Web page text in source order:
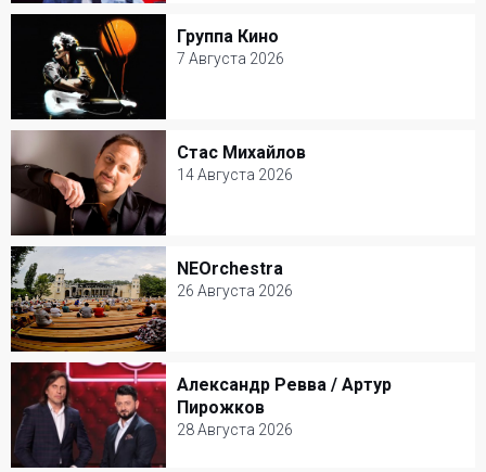
Крокус Сити Холл
Популярная музыка
Группа Кино
7 Августа 2026
Группа Кино
7 Августа 2026
Зеленый театр ВДНХ
Стас Михайлов
14 Августа 2026
Стас Михайлов
14 Августа 2026
Крокус Сити Холл
Популярная музыка
NEOrchestra
26 Августа 2026
NEOrchestra
26 Августа 2026
Зеленый театр ВДНХ
Другое
Александр Ревва / Артур
Пирожков
28 Августа 2026
Александр Ревва / Артур Пирожков
28 Августа 2026